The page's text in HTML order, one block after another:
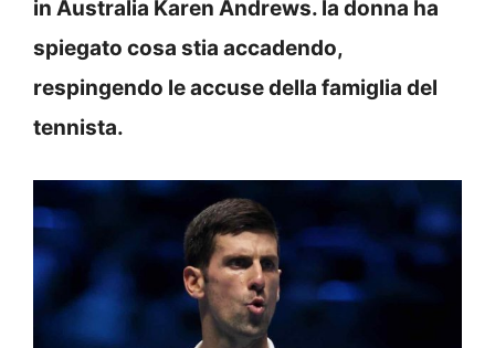
in Australia Karen Andrews. la donna ha
spiegato cosa stia accadendo,
respingendo le accuse della famiglia del
tennista.